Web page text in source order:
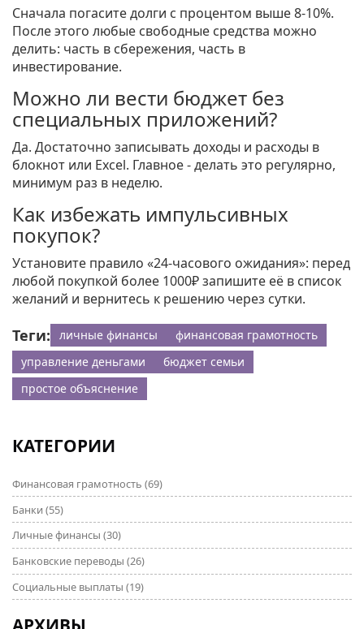
Сначала погасите долги с процентом выше 8‑10%.
После этого любые свободные средства можно
делить: часть в сбережения, часть в
инвестирование.
Можно ли вести бюджет без
специальных приложений?
Да. Достаточно записывать доходы и расходы в
блокнот или Excel. Главное - делать это регулярно,
минимум раз в неделю.
Как избежать импульсивных
покупок?
Установите правило «24‑часового ожидания»: перед
любой покупкой более 1000₽ запишите её в список
желаний и вернитесь к решению через сутки.
Теги: личные финансы
финансовая грамотность
управление деньгами
бюджет семьи
простое объяснение
КАТЕГОРИИ
Финансовая грамотность (69)
Банки (55)
Личные финансы (30)
Банковские переводы (26)
Социальные выплаты (19)